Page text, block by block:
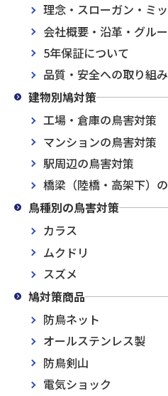
理念・スローガン・ミ
会社概要・沿革・グル
5年保証について
品質・安全への取り組み
建物別鳩対策
工場・倉庫の鳥害対策
マンションの鳥害対策
駅周辺の鳥害対策
橋梁（陸橋・高架下）
鳥種別の鳥害対策
カラス
ムクドリ
スズメ
鳩対策商品
防鳥ネット
オールステンレス製
防鳥剣山
電気ショック